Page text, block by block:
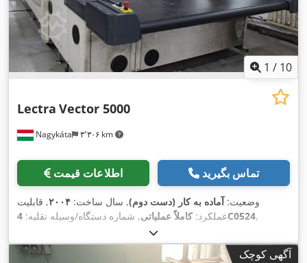
1 / 10
Nagykáta ۳٬۳۰۶ km
Lectra Vector 5000
اطلاعات قیمت تماس بگیرید
وضعیت: آماده به کار (دست دوم), سال ساخت: ۲۰۰۴, قابلیت
عملکرد:کاملاً عملیاتی, شماره دستگاه/وسیله نقلیه: 4C0524,
آگهی کوچک